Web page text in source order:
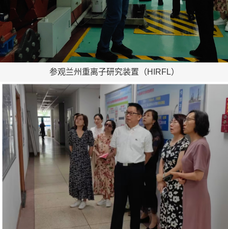
参观兰州重离子研究装置（HIRFL）